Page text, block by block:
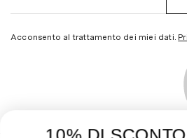
Acconsento al trattamento dei miei dati.